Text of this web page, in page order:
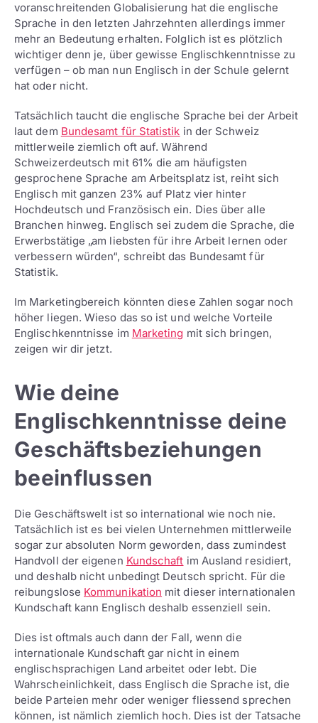
voranschreitenden Globalisierung hat die englische
Sprache in den letzten Jahrzehnten allerdings immer
mehr an Bedeutung erhalten. Folglich ist es plötzlich
wichtiger denn je, über gewisse Englischkenntnisse zu
verfügen – ob man nun Englisch in der Schule gelernt
hat oder nicht.
Tatsächlich taucht die englische Sprache bei der Arbeit
laut dem Bundesamt für Statistik in der Schweiz
mittlerweile ziemlich oft auf. Während
Schweizerdeutsch mit 61% die am häufigsten
gesprochene Sprache am Arbeitsplatz ist, reiht sich
Englisch mit ganzen 23% auf Platz vier hinter
Hochdeutsch und Französisch ein. Dies über alle
Branchen hinweg. Englisch sei zudem die Sprache, die
Erwerbstätige „am liebsten für ihre Arbeit lernen oder
verbessern würden“, schreibt das Bundesamt für
Statistik.
Im Marketingbereich könnten diese Zahlen sogar noch
höher liegen. Wieso das so ist und welche Vorteile
Englischkenntnisse im Marketing mit sich bringen,
zeigen wir dir jetzt.
Wie deine
Englischkenntnisse deine
Geschäftsbeziehungen
beeinflussen
Die Geschäftswelt ist so international wie noch nie.
Tatsächlich ist es bei vielen Unternehmen mittlerweile
sogar zur absoluten Norm geworden, dass zumindest
Handvoll der eigenen Kundschaft im Ausland residiert,
und deshalb nicht unbedingt Deutsch spricht. Für die
reibungslose Kommunikation mit dieser internationalen
Kundschaft kann Englisch deshalb essenziell sein.
Dies ist oftmals auch dann der Fall, wenn die
internationale Kundschaft gar nicht in einem
englischsprachigen Land arbeitet oder lebt. Die
Wahrscheinlichkeit, dass Englisch die Sprache ist, die
beide Parteien mehr oder weniger fliessend sprechen
können, ist nämlich ziemlich hoch. Dies ist der Tatsache